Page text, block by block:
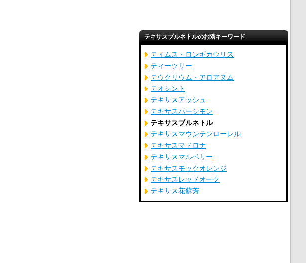
テキサスブルネトルのお隣キーワード
ティムス・ロンギカウリス
ティーツリー
テウクリウム・アロアヌム
テオシント
テキサスアッシュ
テキサスパーシモン
テキサスブルネトル
テキサスマウンテンローレル
テキサスマドロナ
テキサスマルベリー
テキサスモックオレンジ
テキサスレッドオーク
テキサス花蘇芳